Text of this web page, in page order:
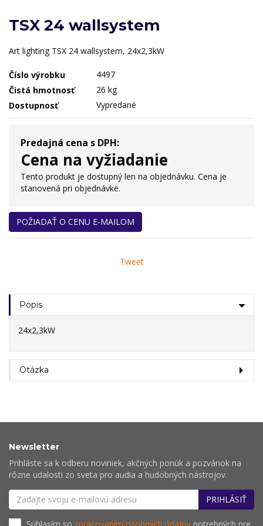
TSX 24 wallsystem
Art lighting TSX 24 wallsystem, 24x2,3kW
Číslo výrobku
4497
Čistá hmotnosť
26 kg
Dostupnosť
Vypredané
Predajná cena s DPH:
Cena na vyžiadanie
Tento produkt je dostupný len na objednávku. Cena je
stanovená pri objednávke.
POŽIADAŤ O CENU E-MAILOM
Tweet
Popis
24x2,3kW
Otázka
Newsletter
Prihláste sa k odberu noviniek, akčných ponúk a pozvánok na
rôzne udalosti zo sveta pro audia a hudobných nástrojov.
PRIHLÁSIŤ
Súhlasím so spracovaním osobných údajov potrebných pre